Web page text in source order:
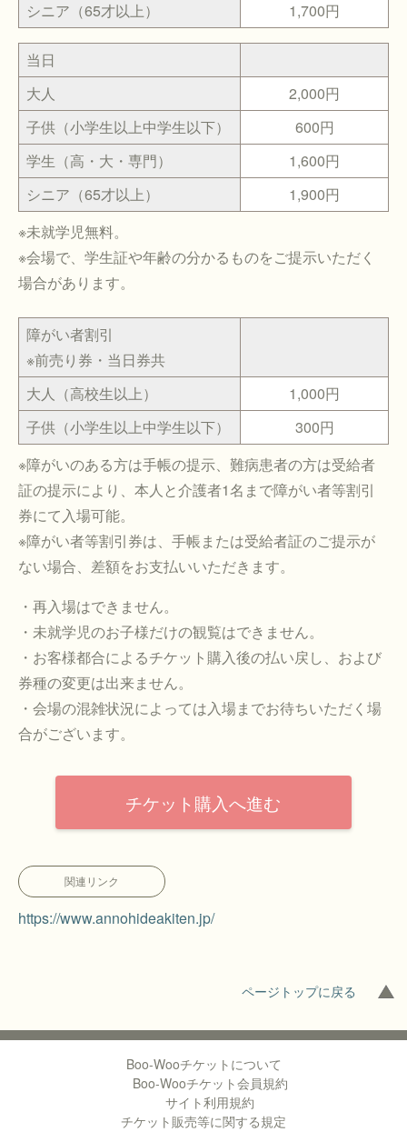
シニア（65才以上）
1,700円
当日
大人
2,000円
子供（小学生以上中学生以下）
600円
学生（高・大・専門）
1,600円
シニア（65才以上）
1,900円
※未就学児無料。
※会場で、学生証や年齢の分かるものをご提示いただく
場合があります。
障がい者割引
※前売り券・当日券共
大人（高校生以上）
1,000円
子供（小学生以上中学生以下）
300円
※障がいのある方は手帳の提示、難病患者の方は受給者
証の提示により、本人と介護者1名まで障がい者等割引
券にて入場可能。
※障がい者等割引券は、手帳または受給者証のご提示が
ない場合、差額をお支払いいただきます。
・再入場はできません。
・未就学児のお子様だけの観覧はできません。
・お客様都合によるチケット購入後の払い戻し、および
券種の変更は出来ません。
・会場の混雑状況によっては入場までお待ちいただく場
合がございます。
チケット購入へ進む
関連リンク
https://www.annohideakiten.jp/
ページトップに戻る
Boo-Wooチケットについて
Boo-Wooチケット会員規約
サイト利用規約
チケット販売等に関する規定